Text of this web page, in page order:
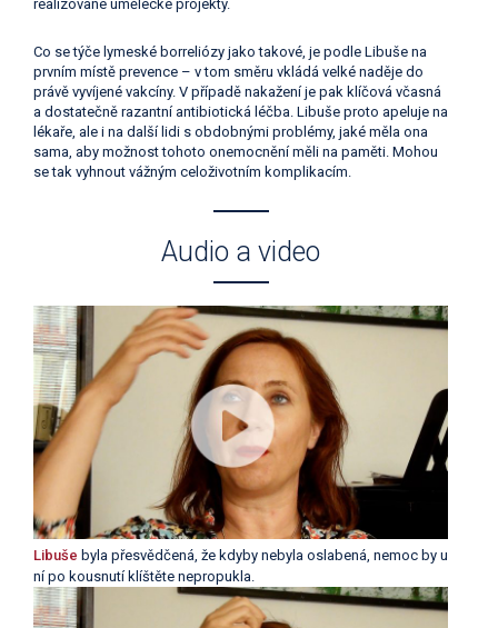
realizované umělecké projekty.
Co se týče lymeské borreliózy jako takové, je podle Libuše na
prvním místě prevence – v tom směru vkládá velké naděje do
právě vyvíjené vakcíny. V případě nakažení je pak klíčová včasná
a dostatečně razantní antibiotická léčba. Libuše proto apeluje na
lékaře, ale i na další lidi s obdobnými problémy, jaké měla ona
sama, aby možnost tohoto onemocnění měli na paměti. Mohou
se tak vyhnout vážným celoživotním komplikacím.
Audio a video
Libuše byla přesvědčená, že kdyby nebyla oslabená, nemoc by u
ní po kousnutí klíštěte nepropukla.